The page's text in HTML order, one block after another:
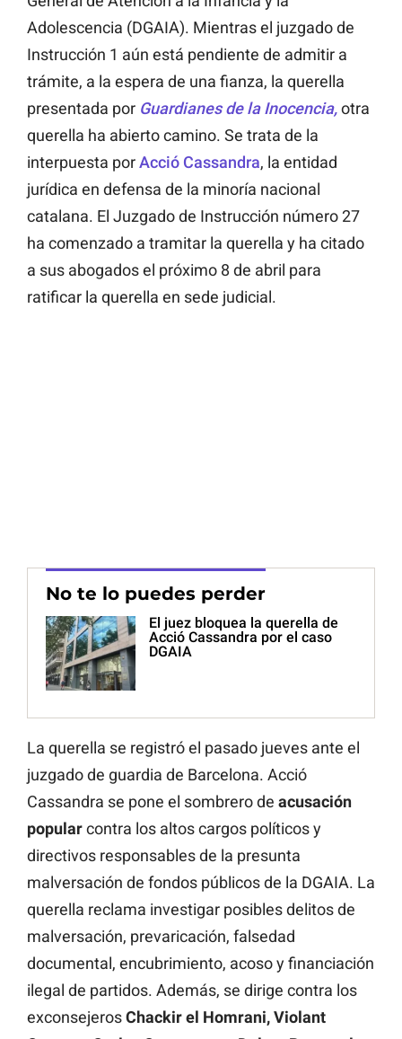
Adolescencia (DGAIA). Mientras el juzgado de
Instrucción 1 aún está pendiente de admitir a
trámite, a la espera de una fianza, la querella
presentada por Guardianes de la Inocencia,otra
querella ha abierto camino. Se trata de la
interpuesta porAcció Cassandra, la entidad
jurídica en defensa de la minoría nacional
catalana. El Juzgado de Instrucción número 27
ha comenzado a tramitar la querella y ha citado
a sus abogados el próximo 8 de abril para
ratificar la querella en sede judicial.
No te lo puedes perder
El juez bloquea la querella de
Acció Cassandra por el caso
DGAIA
La querella se registró el pasado jueves ante el
juzgado de guardia de Barcelona. Acció
Cassandra se pone el sombrero de acusación
popularcontra los altos cargos políticos y
directivos responsables de la presunta
malversación de fondos públicos de la DGAIA. La
querella reclama investigar posibles delitos de
malversación, prevaricación, falsedad
documental, encubrimiento, acoso y financiación
ilegal de partidos. Además, se dirige contra los
exconsejerosChackir el Homrani, Violant